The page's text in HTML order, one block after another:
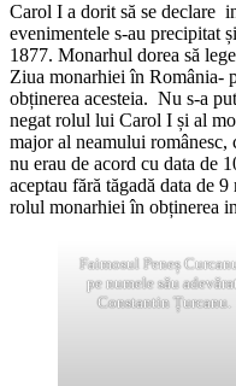
Carol I a dorit să se declare
evenimentele s-au precipitat
1877. Monarhul dorea să
Ziua monarhiei în România-
obținerea acesteia. Nu s-a
negat rolul lui Carol I și al
major al neamului românesc,
nu erau de acord cu data de
aceptau fără tăgadă data de
rolul monarhiei în obținerea
Faimosul Peneș
pe numele său
Constantin Țurcanu.